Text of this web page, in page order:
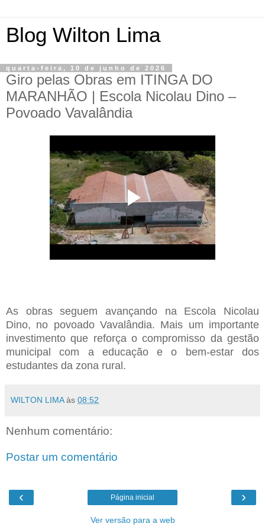
Blog Wilton Lima
quarta-feira, 10 de junho de 2026
Giro pelas Obras em ITINGA DO
MARANHÃO | Escola Nicolau Dino –
Povoado Vavalândia
As obras seguem avançando na Escola Nicolau
Dino, no povoado Vavalândia. Mais um importante
investimento que reforça o compromisso da gestão
municipal com a educação e o bem-estar dos
estudantes da zona rural.
WILTON LIMA às 08:52
Nenhum comentário:
Postar um comentário
‹ ›
Página inicial
Ver versão para a web